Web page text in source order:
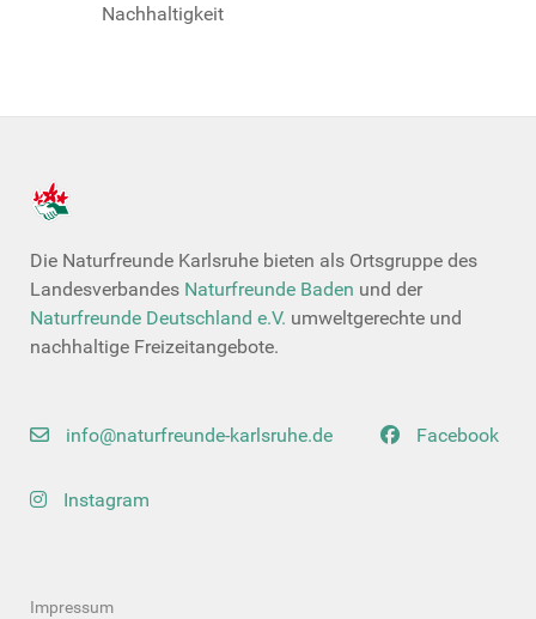
Nachhaltigkeit
Die Naturfreunde Karlsruhe bieten als Ortsgruppe des
Landesverbandes Naturfreunde Baden und der
Naturfreunde Deutschland e.V. umweltgerechte und
nachhaltige Freizeitangebote.
info@naturfreunde-karlsruhe.de Facebook
Instagram
Impressum